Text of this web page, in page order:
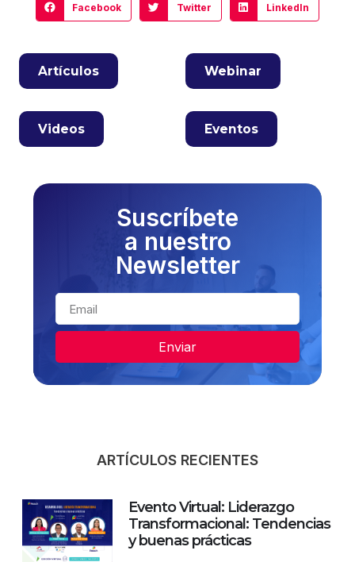
Facebook Twitter LinkedIn
Artículos Webinar
Videos Eventos
Suscríbete
a nuestro
Newsletter
Enviar
ARTÍCULOS RECIENTES
Evento Virtual: Liderazgo
Transformacional: Tendencias
y buenas prácticas